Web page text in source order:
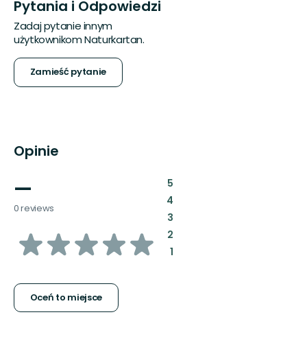
Pytania i Odpowiedzi
Zadaj pytanie innym
użytkownikom Naturkartan.
Zamieść pytanie
Opinie
—
0 reviews
z
gwiazdek
Oceń to miejsce
5:
4:
3:
2:
1: